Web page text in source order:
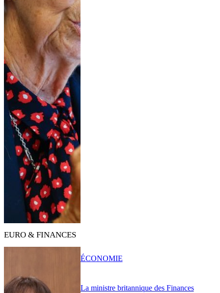
EURO & FINANCES
La ministre britannique des Finances
ÉCONOMIE